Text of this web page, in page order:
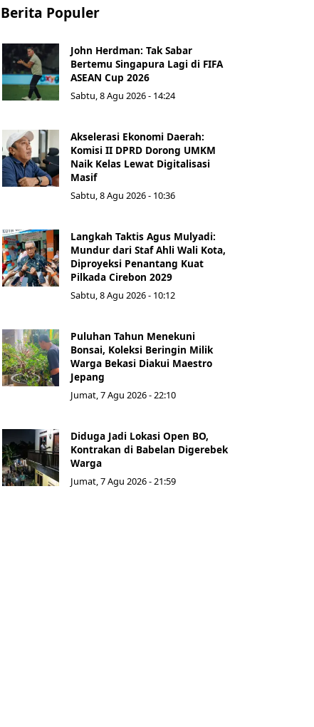
Berita Populer
John Herdman: Tak Sabar
Bertemu Singapura Lagi di FIFA
ASEAN Cup 2026
Sabtu, 8 Agu 2026 - 14:24
Akselerasi Ekonomi Daerah:
Komisi II DPRD Dorong UMKM
Naik Kelas Lewat Digitalisasi
Masif
Sabtu, 8 Agu 2026 - 10:36
Langkah Taktis Agus Mulyadi:
Mundur dari Staf Ahli Wali Kota,
Diproyeksi Penantang Kuat
Pilkada Cirebon 2029
Sabtu, 8 Agu 2026 - 10:12
Puluhan Tahun Menekuni
Bonsai, Koleksi Beringin Milik
Warga Bekasi Diakui Maestro
Jepang
Jumat, 7 Agu 2026 - 22:10
Diduga Jadi Lokasi Open BO,
Kontrakan di Babelan Digerebek
Warga
Jumat, 7 Agu 2026 - 21:59